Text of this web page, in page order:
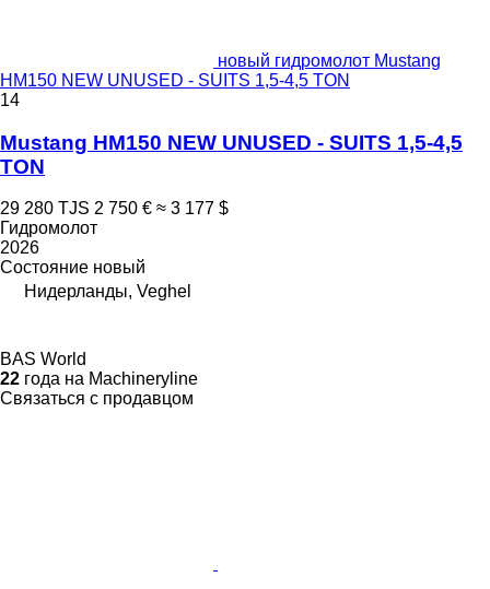
новый гидромолот Mustang
HM150 NEW UNUSED - SUITS 1,5-4,5 TON
14
Mustang HM150 NEW UNUSED - SUITS 1,5-4,5
TON
29 280 TJS 2 750 € ≈ 3 177 $
Гидромолот
2026
Состояние новый
Нидерланды, Veghel
BAS World
22 года на Machineryline
Связаться с продавцом